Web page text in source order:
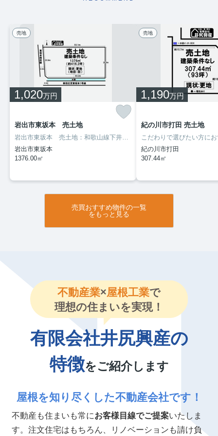
売地
1,020万円
岩出市東坂本 売土地
岩出市東坂本 売土地：和歌山線下井阪駅にも近くて便利。徒歩16分の場所に岩出市立上岩出小学校があります。広さの心配がいらない土地面積706㎡。不動産購入の前に住宅ローンについて不安はございませんか。当社スタッフが丁寧に解説し、お客様の不安を解消いたします。まずはお気軽にお問い合わせください。
岩出市東坂本
1376.00㎡
売地
1,190万円
紀の川市打田 売土地
紀の川市打田
307.44㎡
売買おすすめ物件の一覧
をもっと見る
不動産業×屋根工業で
理想の住まいを実現！
有限会社井尻興産の
特徴をご紹介します
屋根を知り尽くした不動産会社です！
不動産も住まいも常にお客様目線でご提案いたしま
す。注文住宅はもちろん、リノベーションも請け負